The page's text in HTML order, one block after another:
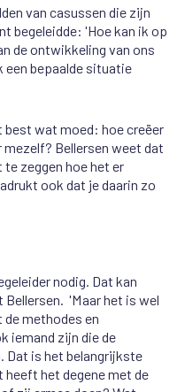
van casussen die zijn
begeleidde: 'Hoe kan ik op
de ontwikkeling van ons
bepaalde situatie
wat moed: hoe creëer
Bellersen weet dat
zeggen hoe het er
ook dat je daarin zo
nodig. Dat kan
'Maar het is wel
methodes en
iemand zijn die de
Dat is het belangrijkste
heeft het degene met de